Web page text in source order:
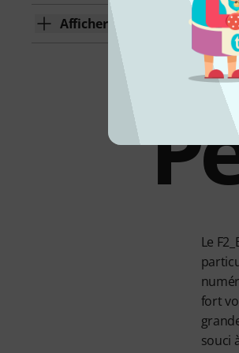
Afficher plus
Le
fort
souci